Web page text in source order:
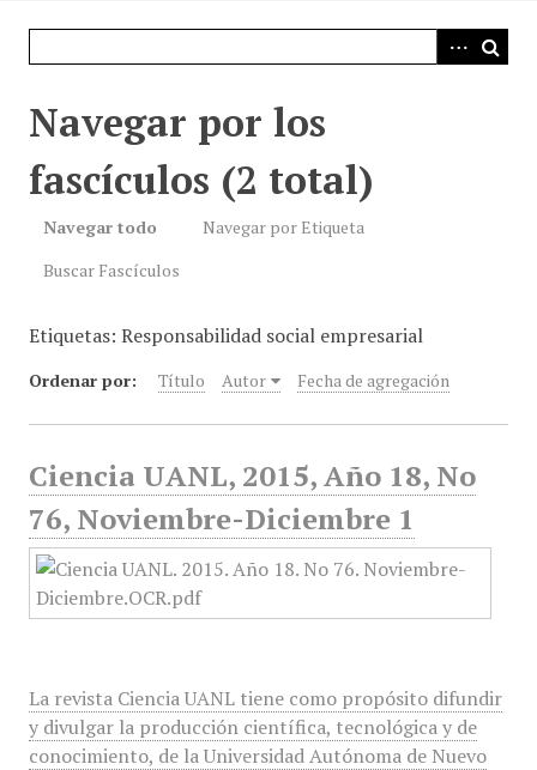
Navegar por los
fascículos (2 total)
Navegar todo
Navegar por Etiqueta
Buscar Fascículos
Etiquetas: Responsabilidad social empresarial
Ordenar por: Título Autor Fecha de agregación
Ciencia UANL, 2015, Año 18, No
76, Noviembre-Diciembre 1
La revista Ciencia UANL tiene como propósito difundir
y divulgar la producción científica, tecnológica y de
conocimiento, de la Universidad Autónoma de Nuevo